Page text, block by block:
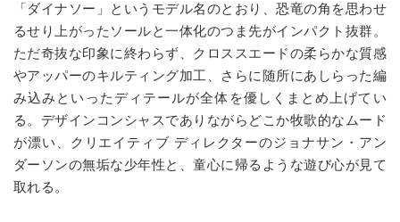
「ダイナソー」というモデル名のとおり、恐竜の角を思わせ
るせり上がったソールと一体化のつま先がインパクト抜群。
ただ奇抜な印象に終わらず、クロススエードの柔らかな質感
やアッパーのキルティング加工、さらに随所にあしらった編
み込みといったディテールが全体を優しくまとめ上げてい
る。デザインコンシャスでありながらどこか牧歌的なムード
が漂い、クリエイティブ ディレクターのジョナサン・アン
ダーソンの無垢な少年性と、童心に帰るような遊び心が見て
取れる。